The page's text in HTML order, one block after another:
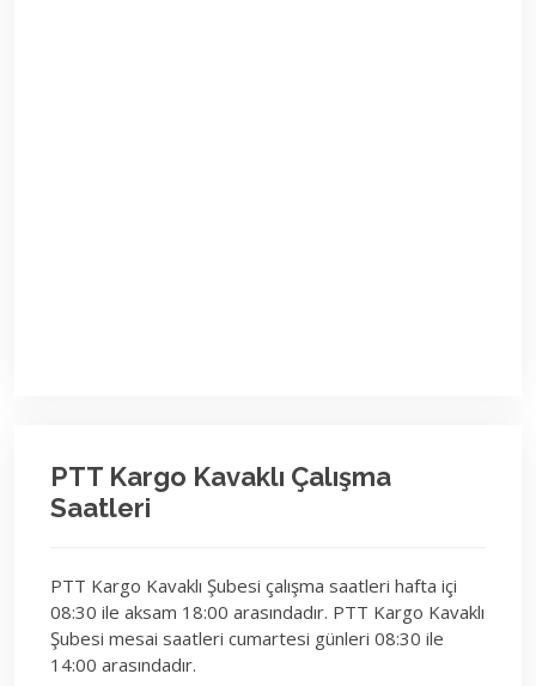
PTT Kargo Kavaklı Çalışma
Saatleri
PTT Kargo Kavaklı Şubesi çalışma saatleri hafta içi
08:30 ile aksam 18:00 arasındadır. PTT Kargo Kavaklı
Şubesi mesai saatleri cumartesi günleri 08:30 ile
14:00 arasındadır.